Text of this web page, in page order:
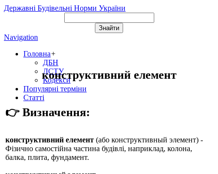
Державні Будівельні Норми України
Navigation
Головна+
ДБН
ДСТУ
Кодекси
Популярні терміни
Статті
конструктивний елемент
👉 Визначення:
конструктивний елемент (або конструктивный элемент) -
Фізично самостійна частина будівлі, наприклад, колона,
балка, плита, фундамент.